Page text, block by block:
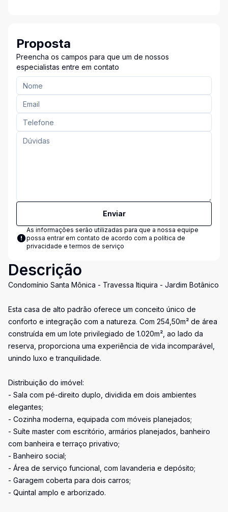
Proposta
Preencha os campos para que um de nossos
especialistas entre em contato
Enviar
As informações serão utilizadas para que a nossa equipe
possa entrar em contato de acordo com a política de
privacidade e termos de serviço
Descrição
Condomínio Santa Mônica - Travessa Itiquira - Jardim Botânico
Esta casa de alto padrão oferece um conceito único de
conforto e integração com a natureza. Com 254,50m² de área
construída em um lote privilegiado de 1.020m², ao lado da
reserva, proporciona uma experiência de vida incomparável,
unindo luxo e tranquilidade.
Distribuição do imóvel:
- Sala com pé-direito duplo, dividida em dois ambientes
elegantes;
- Cozinha moderna, equipada com móveis planejados;
- Suíte master com escritório, armários planejados, banheiro
com banheira e terraço privativo;
- Banheiro social;
- Área de serviço funcional, com lavanderia e depósito;
- Garagem coberta para dois carros;
- Quintal amplo e arborizado.